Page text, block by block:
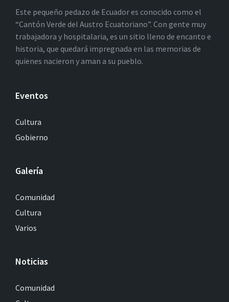
Este pequeño pedazo de Ecuador es conocido como el
“Cantón Verde del Austro Ecuatoriano”. Con gente muy
trabajadora y hospitalaria, es un sitio lleno de encanto e
historia, que quedará impregnada en las memorias de
quienes nacieron y aman a su pueblo.
Eventos
Cultura
Gobierno
Galería
Comunidad
Cultura
Varios
Noticias
Comunidad